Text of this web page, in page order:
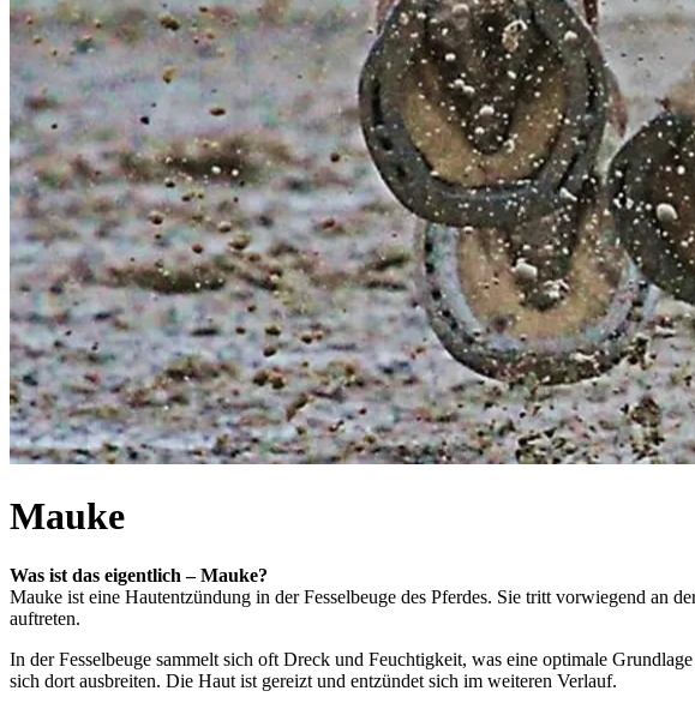
Mauke
Was ist das eigentlich – Mauke?
Mauke ist eine Hautentzündung in der Fesselbeuge des Pferdes. Sie tritt vorwiegend an
auftreten.
In der Fesselbeuge sammelt sich oft Dreck und Feuchtigkeit, was eine optimale
sich dort ausbreiten. Die Haut ist gereizt und entzündet sich im weiteren Verlauf.